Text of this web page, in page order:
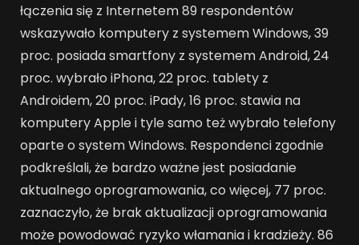
łączenia się z Internetem 89 respondentów
wskazywało komputery z systemem Windows, 39
proc. posiada smartfony z systemem Android, 24
proc. wybrało iPhona, 22 proc. tablety z
Androidem, 20 proc. iPady, 16 proc. stawia na
komputery Apple i tyle samo też wybrało telefony
oparte o system Windows. Respondenci zgodnie
podkreślali, że bardzo ważne jest posiadanie
aktualnego oprogramowania, co więcej, 77 proc.
zaznaczyło, że brak aktualizacji oprogramowania
może powodować ryzyko włamania i kradzieży. 86